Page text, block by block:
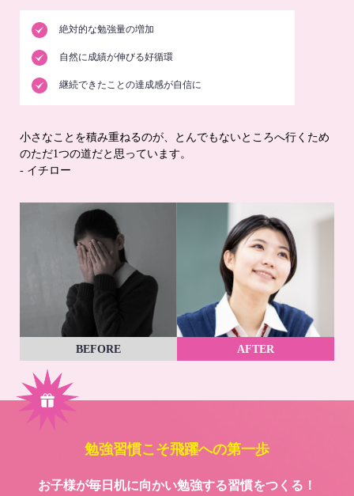
絶対的な勉強量の増加
自然に成績が伸びる好循環
継続できたことの達成感が自信に
小さなことを積み重ねるのが、とんでもないところへ行くため
のただ1つの道だと思っています。
- イチロー
BEFORE AFTER
勉強習慣こそ飛躍への第一歩
お子様が毎日机に向かい勉強する習慣をつくる！